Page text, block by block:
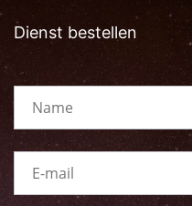
Dienst bestellen